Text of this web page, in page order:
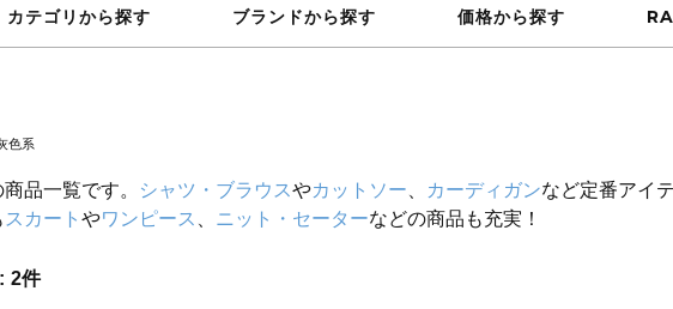
カテゴリから探す ブランドから探す 価格から探す
色系
商品一覧です。 シャツ・ブラウスやカットソー カーディガンなど定番アイ
スカート やワンピース ニット・セーターなどの商品も充実！
2件